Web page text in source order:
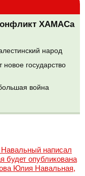
ХАМАСа
народ
новое государство
война
написал
будет опубликована
Юлия Навальная,